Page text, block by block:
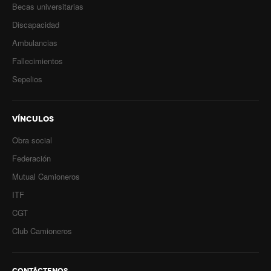
Acuerdos salariales
Turismo
Campings y recreos
Camioneritos
Jubilados
Becas universitarias
Discapacidad
Ambulancias
Fallecimientos
Sepelios
VÍNCULOS
Obra social
Federación
Mutual Camioneros
ITF
CGT
Club Camioneros